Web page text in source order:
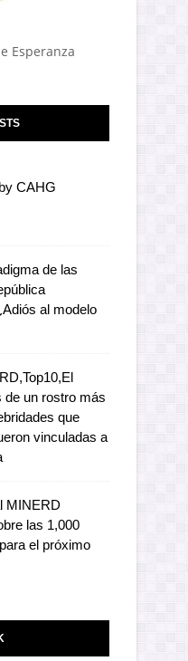
Esperanza
CAHG
de las
al modelo
de un rostro más
que
vinculadas a
MINERD
las 1,000
el próximo